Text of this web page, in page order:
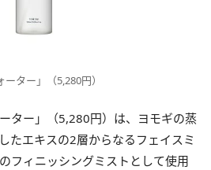
ター」（5,280円）
ター」（5,280円）は、ヨモギの蒸
たエキスの2層からなるフェイスミ
フィニッシングミストとして使用